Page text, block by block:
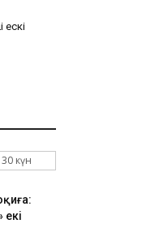
ескі
сауда
30 күн